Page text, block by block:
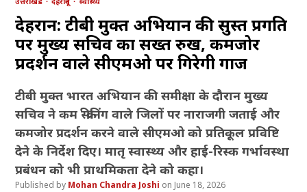
देहरादून: टीबी मुक्त अभियान की सुस्त प्रगति
पर मुख्य सचिव का सख्त रुख, कमजोर
प्रदर्शन वाले सीएमओ पर गिरेगी गाज
टीबी मुक्त भारत अभियान की समीक्षा के दौरान मुख्य
सचिव ने कम स्क्रीनिंग वाले जिलों पर नाराजगी जताई और
कमजोर प्रदर्शन करने वाले सीएमओ को प्रतिकूल प्रविष्टि
देने के निर्देश दिए। मातृ स्वास्थ्य और हाई-रिस्क गर्भावस्था
प्रबंधन को भी प्राथमिकता देने को कहा।
Mohan Chandra Joshi June 18, 2026